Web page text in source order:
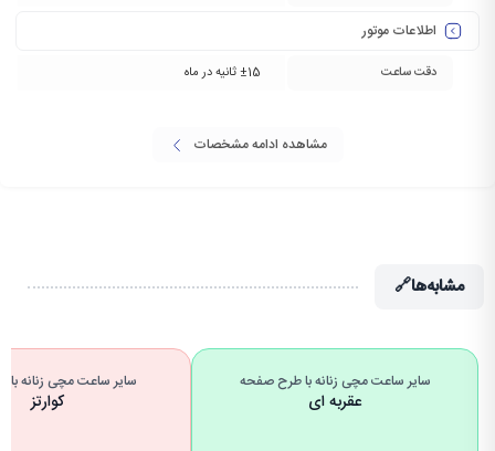
اطلاعات موتور
دقت ساعت ±15 ثانیه در ماه
مشاهده ادامه مشخصات
مشابه‌ها🔗
سایر ساعت مچی زنانه با طرح صفحه
عقربه ای
سایر ساعت مچی زنانه با
کوارتز